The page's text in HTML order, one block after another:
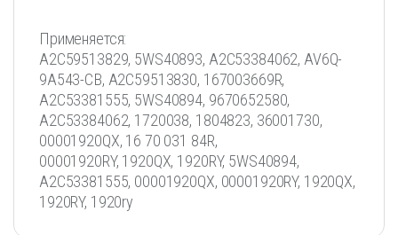
Применяется:
A2C59513829, 5WS40893, A2C53384062, AV6Q-
9A543-CB, A2C59513830, 167003669R,
A2C53381555, 5WS40894, 9670652580,
A2C53384062, 1720038, 1804823, 36001730,
00001920QX, 16 70 031 84R,
00001920RY, 1920QX, 1920RY, 5WS40894,
A2C53381555, 00001920QX, 00001920RY, 1920QX,
1920RY, 1920ry